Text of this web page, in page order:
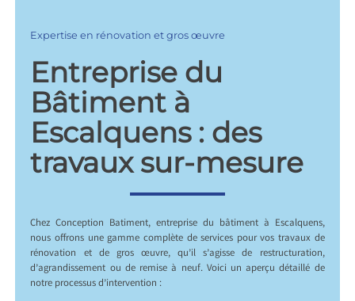
Expertise en rénovation et gros œuvre
Entreprise du
Bâtiment à
Escalquens : des
travaux sur-mesure
Chez Conception Batiment, entreprise du bâtiment à Escalquens,
nous offrons une gamme complète de services pour vos travaux de
rénovation et de gros œuvre, qu’il s’agisse de restructuration,
d’agrandissement ou de remise à neuf. Voici un aperçu détaillé de
notre processus d’intervention :